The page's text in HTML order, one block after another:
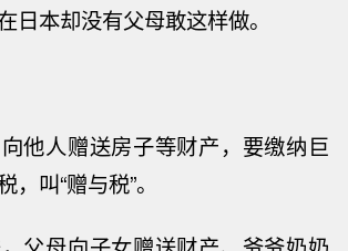
日本却没有父母敢这样做。
他人赠送房子等财产，要缴纳巨
叫“赠与税”。